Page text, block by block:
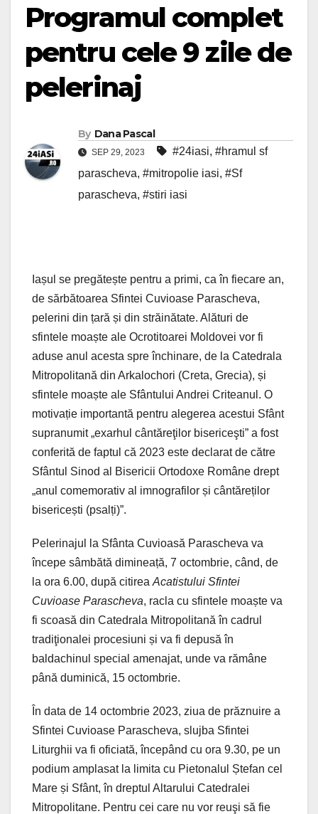
Programul complet
pentru cele 9 zile de
pelerinaj
By Dana Pascal
SEP 29, 2023 #24iasi, #hramul sf
parascheva, #mitropolie iasi, #Sf
parascheva, #stiri iasi
Iașul se pregătește pentru a primi, ca în fiecare an,
de sărbătoarea Sfintei Cuvioase Parascheva,
pelerini din țară și din străinătate. Alături de
sfintele moaște ale Ocrotitoarei Moldovei vor fi
aduse anul acesta spre închinare, de la Catedrala
Mitropolitană din Arkalochori (Creta, Grecia), și
sfintele moaște ale Sfântului Andrei Criteanul. O
motivație importantă pentru alegerea acestui Sfânt
supranumit „exarhul cântăreţilor bisericeşti” a fost
conferită de faptul că 2023 este declarat de către
Sfântul Sinod al Bisericii Ortodoxe Române drept
„anul comemorativ al imnografilor și cântăreților
bisericești (psalți)”.
Pelerinajul la Sfânta Cuvioasă Parascheva va
începe sâmbătă dimineață, 7 octombrie, când, de
la ora 6.00, după citirea Acatistului Sfintei
Cuvioase Parascheva, racla cu sfintele moaște va
fi scoasă din Catedrala Mitropolitană în cadrul
tradiţionalei procesiuni și va fi depusă în
baldachinul special amenajat, unde va rămâne
până duminică, 15 octombrie.
În data de 14 octombrie 2023, ziua de prăznuire a
Sfintei Cuvioase Parascheva, slujba Sfintei
Liturghii va fi oficiată, începând cu ora 9.30, pe un
podium amplasat la limita cu Pietonalul Ștefan cel
Mare și Sfânt, în dreptul Altarului Catedralei
Mitropolitane. Pentru cei care nu vor reuşi să fie